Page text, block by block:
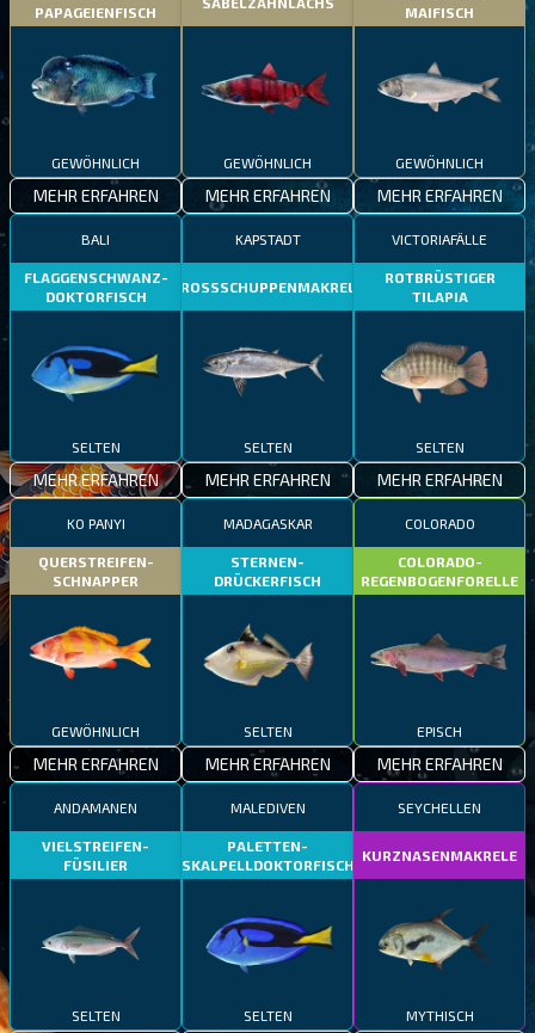
PAPAGEIENFISCH
GEWÖHNLICH
MEHR ERFAHREN
GEWÖHNLICH
MEHR ERFAHREN
MAIFISCH
GEWÖHNLICH
MEHR ERFAHREN
BALI
FLAGGENSCHWANZ-
DOKTORFISCH
SELTEN
MEHR ERFAHREN
KAPSTADT
GROSSSCHUPPENMAKRELE
SELTEN
MEHR ERFAHREN
VICTORIAFÄLLE
ROTBRÜSTIGER
TILAPIA
SELTEN
MEHR ERFAHREN
KO PANYI
QUERSTREIFEN-
SCHNAPPER
GEWÖHNLICH
MEHR ERFAHREN
MADAGASKAR
STERNEN-
DRÜCKERFISCH
SELTEN
MEHR ERFAHREN
COLORADO
COLORADO-
REGENBOGENFORELLE
EPISCH
MEHR ERFAHREN
ANDAMANEN
VIELSTREIFEN-
FÜSILIER
SELTEN
MALEDIVEN
PALETTEN-
SKALPELLDOKTORFISCH
SELTEN
SEYCHELLEN
KURZNASENMAKRELE
MYTHISCH